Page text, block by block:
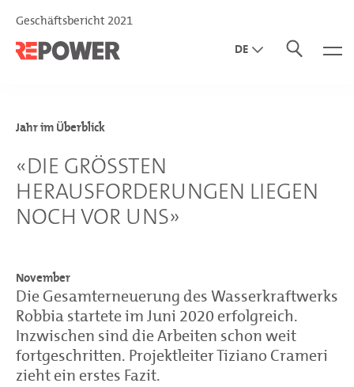
Geschäftsbericht 2021
DE
Jahr im Überblick
«DIE GRÖSSTEN
HERAUSFORDERUNGEN LIEGEN
NOCH VOR UNS»
November
Die Gesamterneuerung des Wasserkraftwerks
Robbia startete im Juni 2020 erfolgreich.
Inzwischen sind die Arbeiten schon weit
fortgeschritten. Projektleiter Tiziano Crameri
zieht ein erstes Fazit.